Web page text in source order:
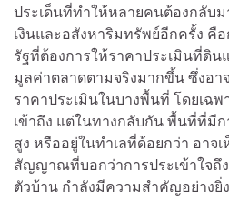
ประเด็นที่ทำให้หลายคนต้องกลับ
เงินและอสังหาริมทรัพย์อีกครั้ง
รัฐที่ต้องการให้ราคาประเมินที่ดิ
มูลค่าตลาดตามจริงมากขึ้น ซึ่งอา
ราคาประเมินในบางพื้นที่ โดยเฉ
เข้าถึง แต่ในทางกลับกัน พื้นที่ที่มี
สูง หรืออยู่ในทำเลที่ด้อยกว่า อาจ
สัญญาณที่บอกว่าการประเข้าใจถึ
ตัวบ้าน กำลังมีความสำคัญอย่างยิ่